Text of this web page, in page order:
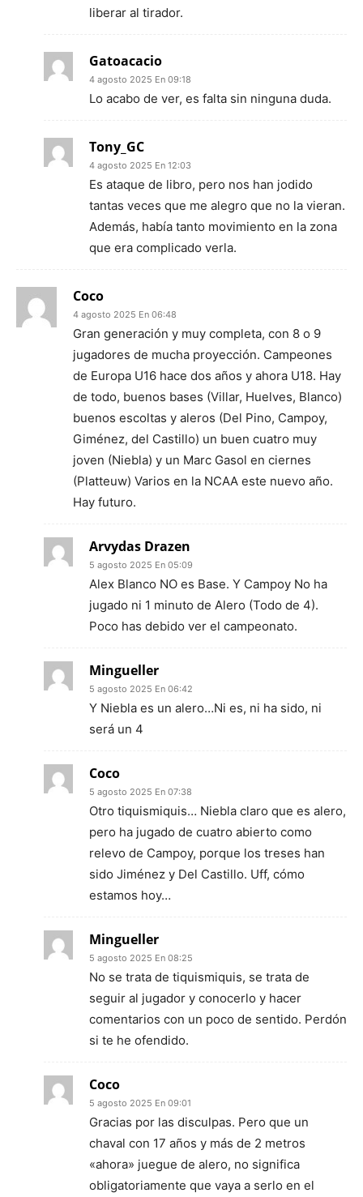
liberar al tirador.
Gatoacacio
4 agosto 2025 En 09:18
Lo acabo de ver, es falta sin ninguna duda.
Tony_GC
4 agosto 2025 En 12:03
Es ataque de libro, pero nos han jodido
tantas veces que me alegro que no la vieran.
Además, había tanto movimiento en la zona
que era complicado verla.
Coco
4 agosto 2025 En 06:48
Gran generación y muy completa, con 8 o 9
jugadores de mucha proyección. Campeones
de Europa U16 hace dos años y ahora U18. Hay
de todo, buenos bases (Villar, Huelves, Blanco)
buenos escoltas y aleros (Del Pino, Campoy,
Giménez, del Castillo) un buen cuatro muy
joven (Niebla) y un Marc Gasol en ciernes
(Platteuw) Varios en la NCAA este nuevo año.
Hay futuro.
Arvydas Drazen
5 agosto 2025 En 05:09
Alex Blanco NO es Base. Y Campoy No ha
jugado ni 1 minuto de Alero (Todo de 4).
Poco has debido ver el campeonato.
Mingueller
5 agosto 2025 En 06:42
Y Niebla es un alero…Ni es, ni ha sido, ni
será un 4
Coco
5 agosto 2025 En 07:38
Otro tiquismiquis… Niebla claro que es alero,
pero ha jugado de cuatro abierto como
relevo de Campoy, porque los treses han
sido Jiménez y Del Castillo. Uff, cómo
estamos hoy…
Mingueller
5 agosto 2025 En 08:25
No se trata de tiquismiquis, se trata de
seguir al jugador y conocerlo y hacer
comentarios con un poco de sentido. Perdón
si te he ofendido.
Coco
5 agosto 2025 En 09:01
Gracias por las disculpas. Pero que un
chaval con 17 años y más de 2 metros
«ahora» juegue de alero, no significa
obligatoriamente que vaya a serlo en el